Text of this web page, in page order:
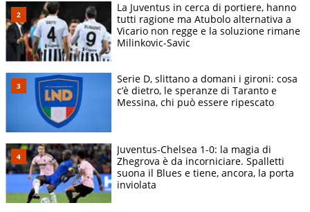
La Juventus in cerca di portiere, hanno
tutti ragione ma Atubolo alternativa a
Vicario non regge e la soluzione rimane
Milinkovic-Savic
Serie D, slittano a domani i gironi: cosa
c’è dietro, le speranze di Taranto e
Messina, chi può essere ripescato
Juventus-Chelsea 1-0: la magia di
Zhegrova è da incorniciare. Spalletti
suona il Blues e tiene, ancora, la porta
inviolata